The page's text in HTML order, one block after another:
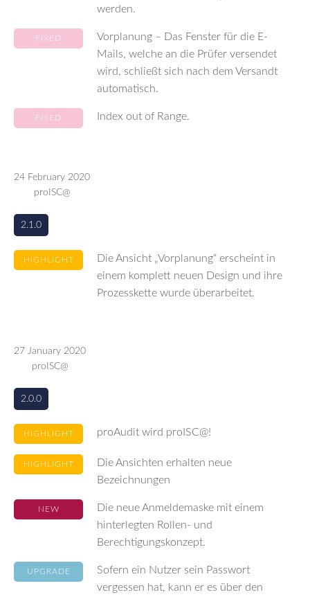
werden.
FIXED
Vorplanung – Das Fenster für die E-
Mails, welche an die Prüfer versendet
wird, schließt sich nach dem Versandt
automatisch.
FIXED Index out of Range.
24 February 2020
proISC@
2.1.0
HIGHLIGHT
Die Ansicht „Vorplanung“ erscheint in
einem komplett neuen Design und ihre
Prozesskette wurde überarbeitet.
27 January 2020
proISC@
2.0.0
HIGHLIGHT proAudit wird proISC@!
HIGHLIGHT
Die Ansichten erhalten neue
Bezeichnungen
NEW
Die neue Anmeldemaske mit einem
hinterlegten Rollen- und
Berechtigungskonzept.
UPGRADE
Sofern ein Nutzer sein Passwort
vergessen hat, kann er es über den